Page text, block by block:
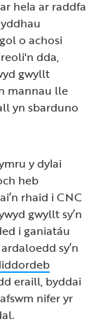
hela ar raddfa
o achosi
dda,
gwyllt
mannau lle
yn sbarduno
y dylai
heb
rhaid i CNC
gwyllt sy’n
i ganiatáu
sy’n
eraill, byddai
nifer yr